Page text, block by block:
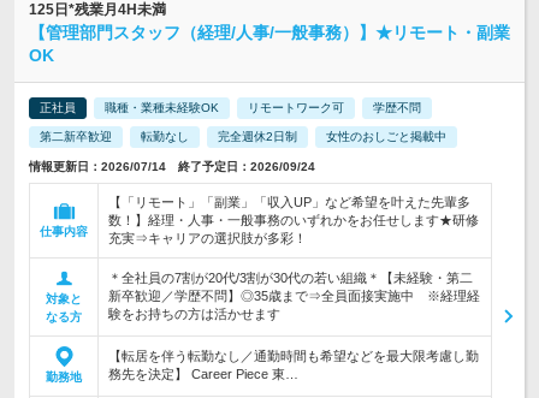
125日*残業月4H未満
【管理部門スタッフ（経理/人事/一般事務）】★リモート・副業
OK
正社員 職種・業種未経験OK リモートワーク可 学歴不問
第二新卒歓迎 転勤なし 完全週休2日制 女性のおしごと掲載中
情報更新日：2026/07/14 終了予定日：2026/09/24
仕事内容
【「リモート」「副業」「収入UP」など希望を叶えた先輩多
数！】経理・人事・一般事務のいずれかをお任せします★研修
充実⇒キャリアの選択肢が多彩！
対象と
なる方
＊全社員の7割が20代/3割が30代の若い組織＊【未経験・第二
新卒歓迎／学歴不問】◎35歳まで⇒全員面接実施中 ※経理経
験をお持ちの方は活かせます
勤務地
【転居を伴う転勤なし／通勤時間も希望などを最大限考慮し勤
務先を決定】 Career Piece 東…